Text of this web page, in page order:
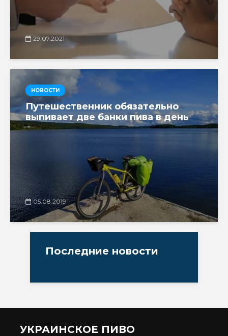
29.07.2021
НОВОСТИ
Путешественник обязательно
выпивает две банки пива в день
05.08.2019
Последние новости
УКРАИНСКОЕ ПИВО